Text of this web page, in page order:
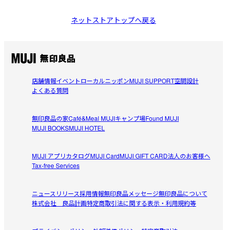
ネットストアトップへ戻る
店舗情報イベントローカルニッポンMUJI SUPPORT空間設計
よくある質問
無印良品の家Café&Meal MUJIキャンプ場Found MUJI
MUJI BOOKSMUJI HOTEL
MUJI アプリカタログMUJI CardMUJI GIFT CARD法人のお客様へ
Tax-free Services
ニュースリリース採用情報無印良品メッセージ無印良品について
株式会社 良品計画特定商取引法に関する表示・利用規約等